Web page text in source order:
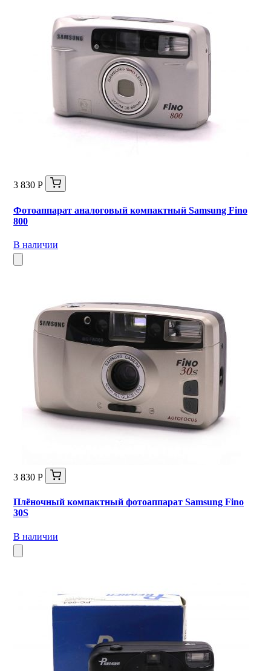
3 830 Р
Фотоаппарат аналоговый компактный Samsung Fino
800
В наличии
3 830 Р
Плёночный компактный фотоаппарат Samsung Fino
30S
В наличии